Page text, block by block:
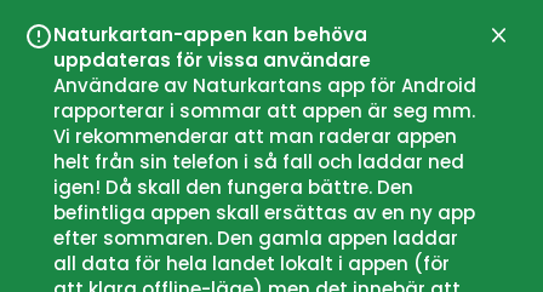
Naturkartan-appen kan behöva
uppdateras för vissa användare
Användare av Naturkartans app för Android
rapporterar i sommar att appen är seg mm.
Vi rekommenderar att man raderar appen
helt från sin telefon i så fall och laddar ned
igen! Då skall den fungera bättre. Den
befintliga appen skall ersättas av en ny app
efter sommaren. Den gamla appen laddar
all data för hela landet lokalt i appen (för
Lukk